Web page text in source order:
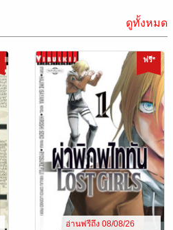
ดูทั้งหมด
ฟรี*
อ่านฟรีถึง 08/08/26